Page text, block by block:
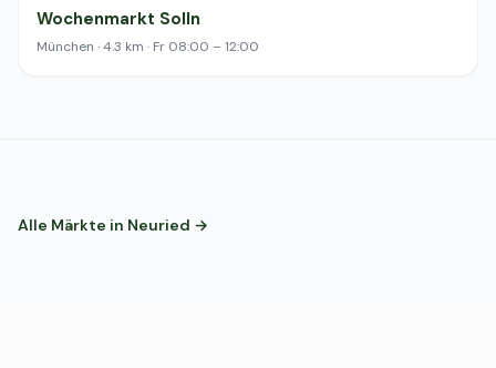
Wochenmarkt Solln
München · 4.3 km · Fr 08:00 – 12:00
Alle Märkte in Neuried →